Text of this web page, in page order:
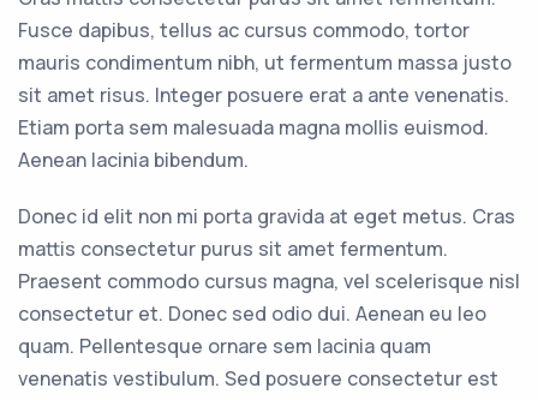
Fusce dapibus, tellus ac cursus commodo, tortor
mauris condimentum nibh, ut fermentum massa justo
sit amet risus. Integer posuere erat a ante venenatis.
Etiam porta sem malesuada magna mollis euismod.
Aenean lacinia bibendum.
Donec id elit non mi porta gravida at eget metus. Cras
mattis consectetur purus sit amet fermentum.
Praesent commodo cursus magna, vel scelerisque nisl
consectetur et. Donec sed odio dui. Aenean eu leo
quam. Pellentesque ornare sem lacinia quam
venenatis vestibulum. Sed posuere consectetur est